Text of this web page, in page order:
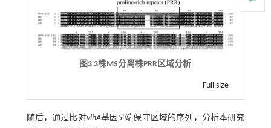
图3 3株MS分离株PRR区域分析
Full size
随后，通过比对vlhA基因5’端保守区域的序列，分析本研究